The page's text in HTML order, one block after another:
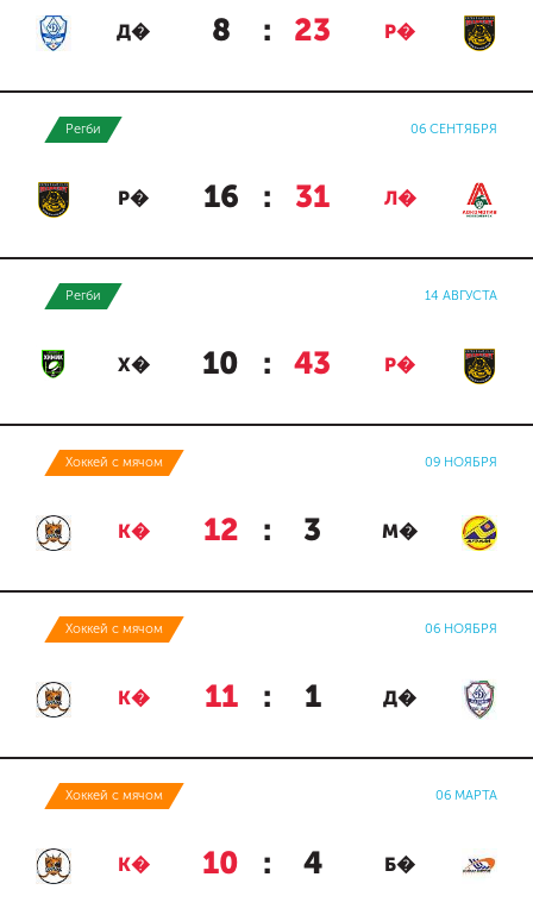
Д� 8 : 23 Р�
Регби 06 СЕНТЯБРЯ
Р� 16 : 31 Л�
Регби 14 АВГУСТА
Х� 10 : 43 Р�
Хоккей с мячом 09 НОЯБРЯ
К� 12 : 3 М�
Хоккей с мячом 06 НОЯБРЯ
К� 11 : 1 Д�
Хоккей с мячом 06 МАРТА
К� 10 : 4 Б�